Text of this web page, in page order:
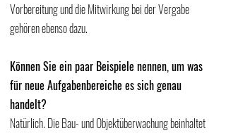
Vorbereitung und die Mitwirkung bei der Vergabe
gehören ebenso dazu.
Können Sie ein paar Beispiele nennen, um was
für neue Aufgabenbereiche es sich genau
handelt?
Natürlich. Die Bau- und Objektüberwachung beinhaltet